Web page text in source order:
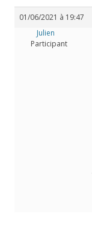
01/06/2021 à 19:47
Julien
Participant